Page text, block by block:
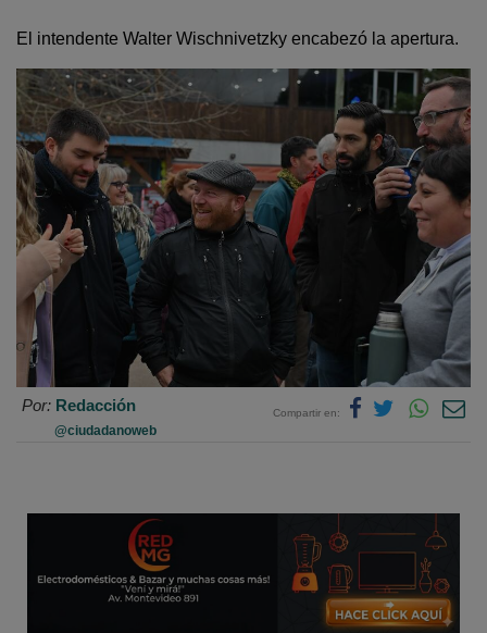
El intendente Walter Wischnivetzky encabezó la apertura.
Por: Redacción
@ciudadanoweb
Compartir en: